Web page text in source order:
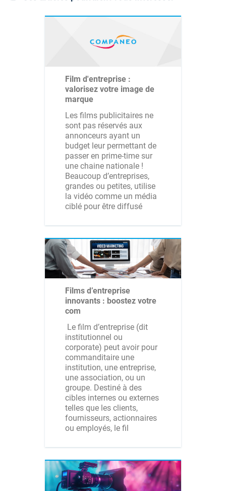
Film d'entreprise :
valorisez votre image de
marque
Les films publicitaires ne
sont pas réservés aux
annonceurs ayant un
budget leur permettant de
passer en prime-time sur
une chaine nationale !
Beaucoup d’entreprises,
grandes ou petites, utilise
la vidéo comme un média
ciblé pour être diffusé
Films d’entreprise
innovants : boostez votre
com
Le film d’entreprise (dit
institutionnel ou
corporate) peut avoir pour
commanditaire une
institution, une entreprise,
une association, ou un
groupe. Destiné à des
cibles internes ou externes
telles que les clients,
fournisseurs, actionnaires
ou employés, le fil